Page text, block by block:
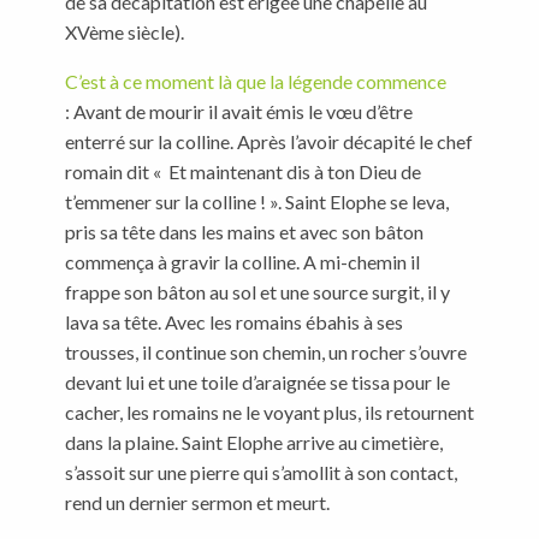
XVème siècle).
C’est à ce moment là que la légende commence
: Avant de mourir il avait émis le vœu d’être
enterré sur la colline. Après l’avoir décapité le chef
romain dit « Et maintenant dis à ton Dieu de
t’emmener sur la colline ! ». Saint Elophe se leva,
pris sa tête dans les mains et avec son bâton
commença à gravir la colline. A mi-chemin il
frappe son bâton au sol et une source surgit, il y
lava sa tête. Avec les romains ébahis à ses
trousses, il continue son chemin, un rocher s’ouvre
devant lui et une toile d’araignée se tissa pour le
cacher, les romains ne le voyant plus, ils retournent
dans la plaine. Saint Elophe arrive au cimetière,
s’assoit sur une pierre qui s’amollit à son contact,
rend un dernier sermon et meurt.